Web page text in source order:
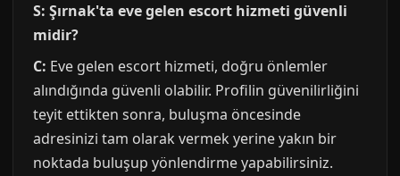
S: Şırnak'ta eve gelen escort hizmeti güvenli
midir?
C: Eve gelen escort hizmeti, doğru önlemler
alındığında güvenli olabilir. Profilin güvenilirliğini
teyit ettikten sonra, buluşma öncesinde
adresinizi tam olarak vermek yerine yakın bir
noktada buluşup yönlendirme yapabilirsiniz.